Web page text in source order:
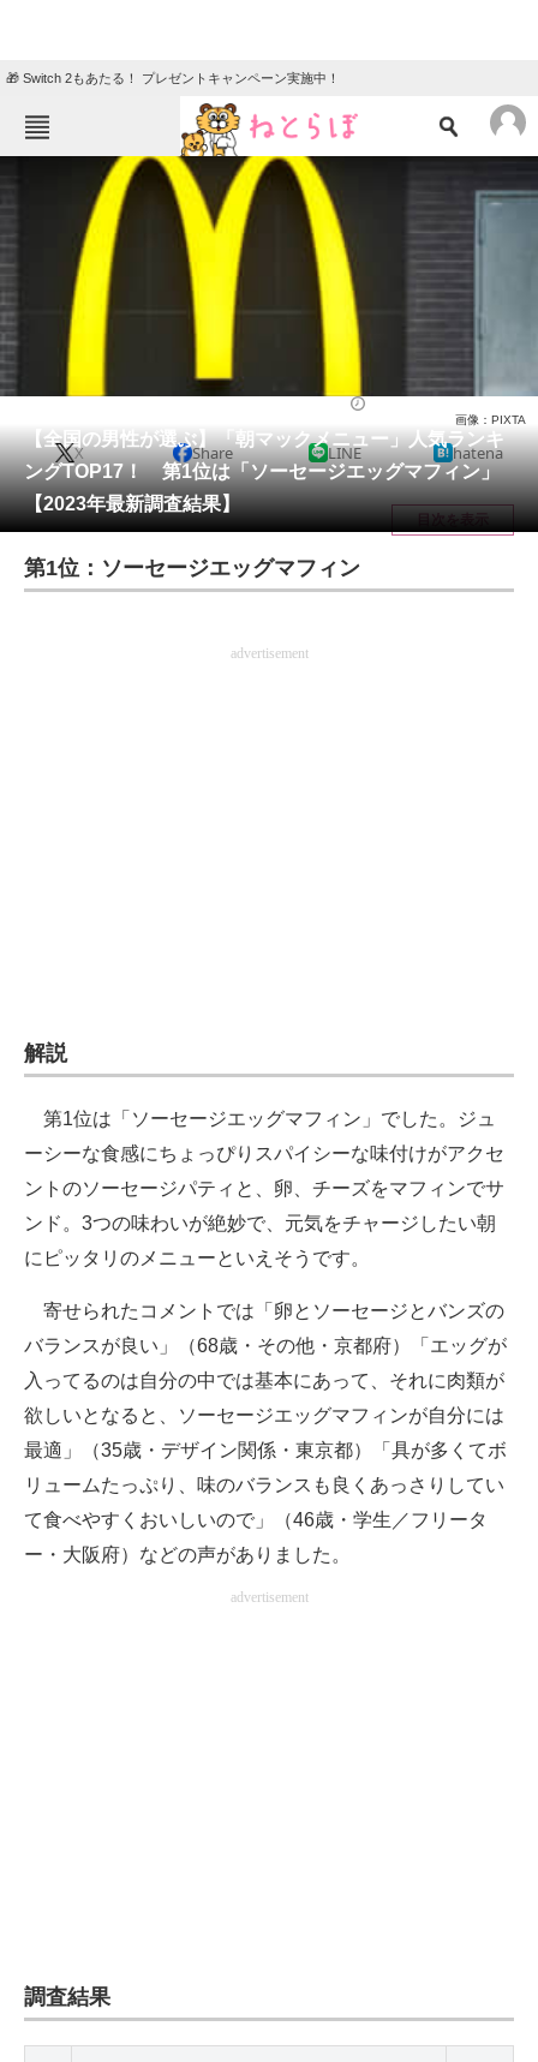
🎁 Switch 2もあたる！ プレゼントキャンペーン実施中！
ねとらぼメニュー
ニュース
クイズ
住まい 教育・育児
動物
会員記事
メディア
注目記事を集めた総合ページ
ITの今と未来を見通す
ITエンジニア向け専門サイト
IT製品の技術・比較・事例
モノづくり技術者専門サイト
エレクトロニクス専門サイト
エネルギーの専門メディア
ちょっと気になるネットの話題
【全国の男性が選ぶ】「朝マックメニュー」人気ランキ
ングTOP17！ 第1位は「ソーセージエッグマフィン」
【2023年最新調査結果】
画像：PIXTA
X Share LINE hatena
目次を表示
第1位：ソーセージエッグマフィン
advertisement
解説
第1位は「ソーセージエッグマフィン」でした。ジュ
ーシーな食感にちょっぴりスパイシーな味付けがアクセ
ントのソーセージパティと、卵、チーズをマフィンでサ
ンド。3つの味わいが絶妙で、元気をチャージしたい朝
にピッタリのメニューといえそうです。
寄せられたコメントでは「卵とソーセージとバンズの
バランスが良い」（68歳・その他・京都府）「エッグが
入ってるのは自分の中では基本にあって、それに肉類が
欲しいとなると、ソーセージエッグマフィンが自分には
最適」（35歳・デザイン関係・東京都）「具が多くてボ
リュームたっぷり、味のバランスも良くあっさりしてい
て食べやすくおいしいので」（46歳・学生／フリータ
ー・大阪府）などの声がありました。
advertisement
調査結果